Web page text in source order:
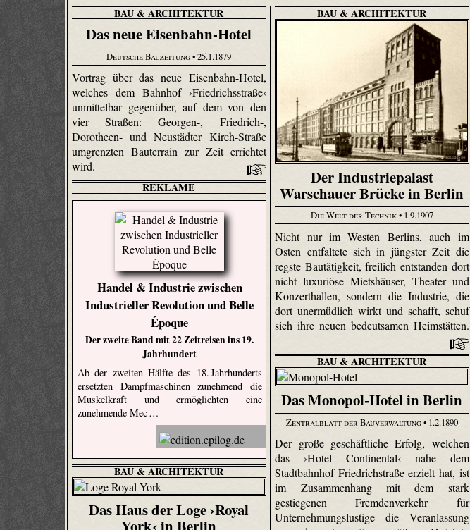
BAU & ARCHITEKTUR
Das neue Eisenbahn-Hotel
Deutsche Bauzeitung• 25.1.1879
Vortrag über das neue Eisenbahn-Hotel,
welches dem Bahnhof ›Friedrichsstraße‹
unmittelbar gegenüber, auf dem von den
vier Straßen: Georgen-, Friedrich-,
Dorotheen- und Neustädter Kirch-Straße
umgrenzten Bauterrain zur Zeit errichtet
wird.
BAU & ARCHITEKTUR
Der Industriepalast
Warschauer Brücke in Berlin
Die Welt der Technik• 1.9.1907
Nicht nur im Westen Berlins, auch im
Osten entfaltete sich in jüngster Zeit die
regste Bautätigkeit, freilich entstanden dort
nicht luxuriöse Mietshäuser, Theater und
Konzerthallen, sondern die Industrie, die
dort unermüdlich wirkt und schafft, schuf
sich ihre neuen bedeutsamen Heimstätten.
REKLAME
Handel & Industrie zwischen
Industrieller Revolution und Belle
Époque
Der zweite Band mit 22 Zeitreisen ins 19.
Jahrhundert
Ab der zweiten Hälfte des 18. Jahrhunderts
ersetzten Dampfmaschinen zunehmend die
Muskelkraft und ermöglichten eine
zunehmende Mec …
BAU & ARCHITEKTUR
Das Haus der Loge ›Royal
BAU & ARCHITEKTUR
Das Monopol-Hotel in Berlin
Zentralblatt der Bauverwaltung• 1.2.1890
Der große geschäftliche Erfolg, welchen
das ›Hotel Continental‹ nahe dem
Stadtbahnhof Friedrichstraße erzielt hat, ist
im Zusammenhang mit dem stark
gestiegenen Fremdenverkehr für
Unternehmungslustige die Veranlassung